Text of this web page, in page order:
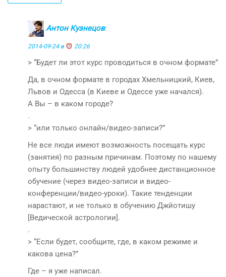
Антон Кузнецов:
2014-09-24 в 20:26
> “Будет ли этот курс проводиться в очном формате”
Да, в очном формате в городах Хмельницкий, Киев,
Львов и Одесса (в Киеве и Одессе уже начался).
А Вы – в каком городе?
.
> “или только онлайн/видео-записи?”
Не все люди имеют возможность посещать курс
(занятия) по разным причинам. Поэтому по нашему
опыту большинству людей удобнее дистанционное
обучение (через видео-записи и видео-
конференции/видео-уроки). Такие тенденции
нарастают, и не только в обучению Джйотишу
[Ведической астрологии].
.
> “Если будет, сообщите, где, в каком режиме и
какова цена?”
Где – я уже написал.